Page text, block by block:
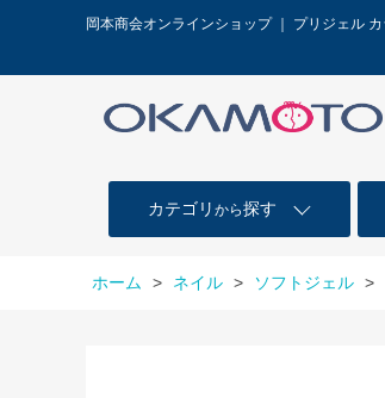
岡本商会オンラインショップ ｜ プリジェル
カテゴリ から探す
ホーム > ネイル > ソフトジェル >